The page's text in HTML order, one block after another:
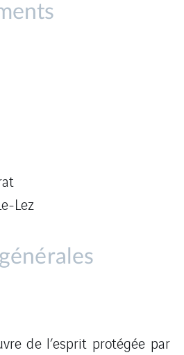
Lez
de l’esprit protégée par